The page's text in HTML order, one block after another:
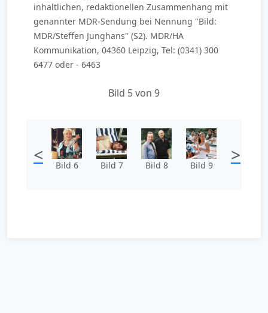
inhaltlichen, redaktionellen Zusammenhang mit
genannter MDR-Sendung bei Nennung "Bild:
MDR/Steffen Junghans" (S2). MDR/HA
Kommunikation, 04360 Leipzig, Tel: (0341) 300
6477 oder - 6463
Bild 5 von 9
< Bild 6 Bild 7 Bild 8 Bild 9 >